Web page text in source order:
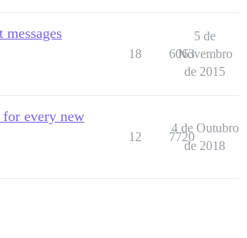
18 6063
5 de
Novembro
de 2015
for every new
12 7720
4 de Outubro
de 2018